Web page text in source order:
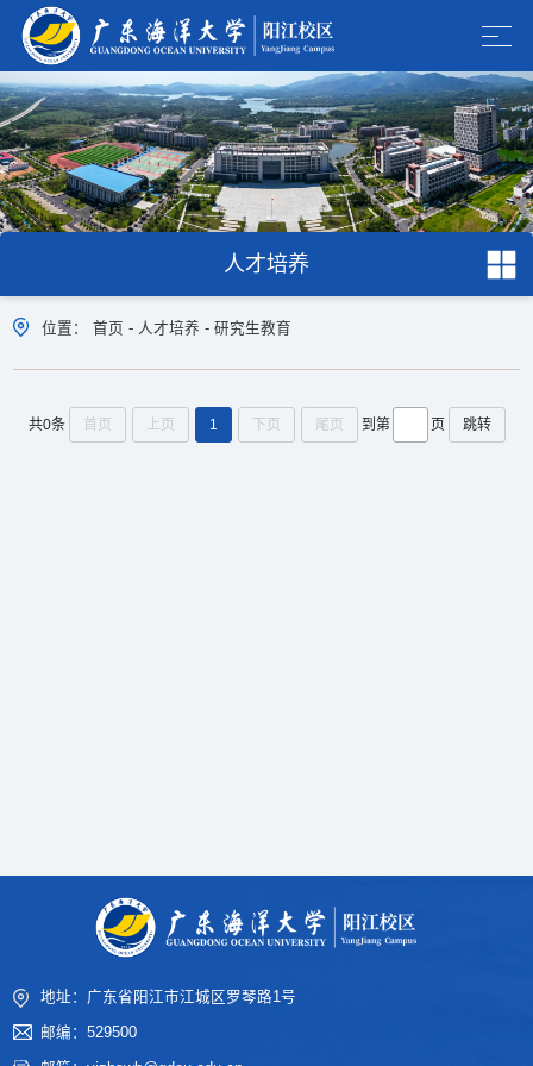
人才培养
位置：首页 - 人才培养 -研究生教育
共0条 首页 上页 1 下页 尾页 到第 页 跳转
地址：广东省阳江市江城区罗琴路1号
邮编：529500